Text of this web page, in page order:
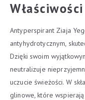
Właściwości
Antyperspirant Ziaja
antyhydrotycznym,
Dzięki swoim
neutralizuje
uczucie świeżości. W
glinowe, które